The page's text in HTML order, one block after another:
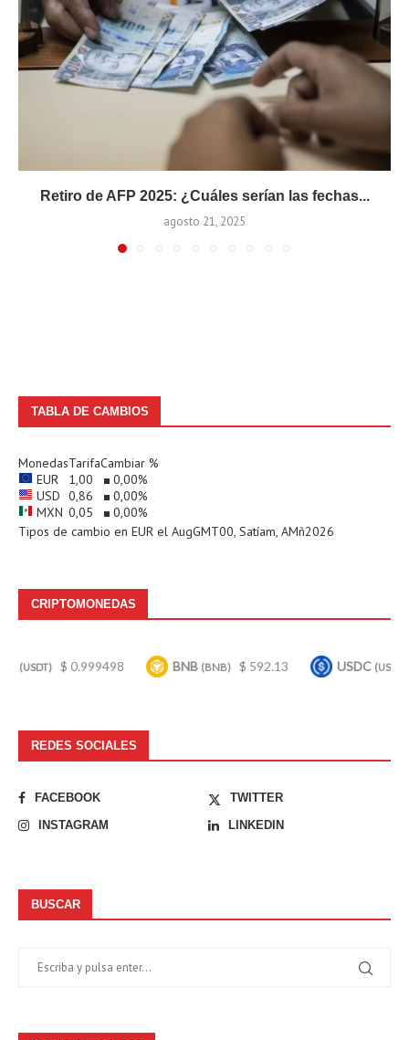
Retiro de AFP 2025: ¿Cuáles serían las fechas...
agosto 21, 2025
TABLA DE CAMBIOS
MonedasTarifaCambiar %
EUR
1,00 0,00%
USD 0,86 0,00%
MXN 0,05 0,00%
Tipos de cambio en EUR el AugGMT00, Satíam, AMñ2026
CRIPTOMONEDAS
$ 0.999498 BNB(BNB) $ 592.13 USDC(USDC) $
REDES SOCIALES
FACEBOOK
TWITTER
INSTAGRAM
LINKEDIN
BUSCAR